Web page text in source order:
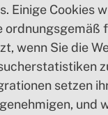
Einige Cookies
ordnungsgemäß
wenn Sie die
setzen
und